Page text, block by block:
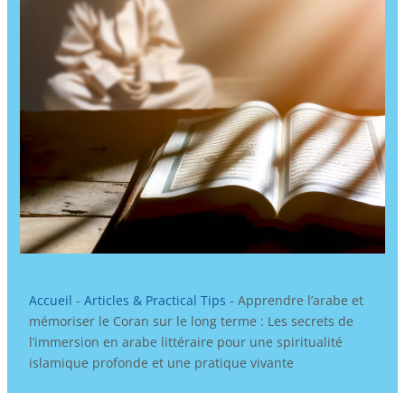
Accueil - Articles & Practical Tips - Apprendre l’arabe et
mémoriser le Coran sur le long terme : Les secrets de
l’immersion en arabe littéraire pour une spiritualité
islamique profonde et une pratique vivante